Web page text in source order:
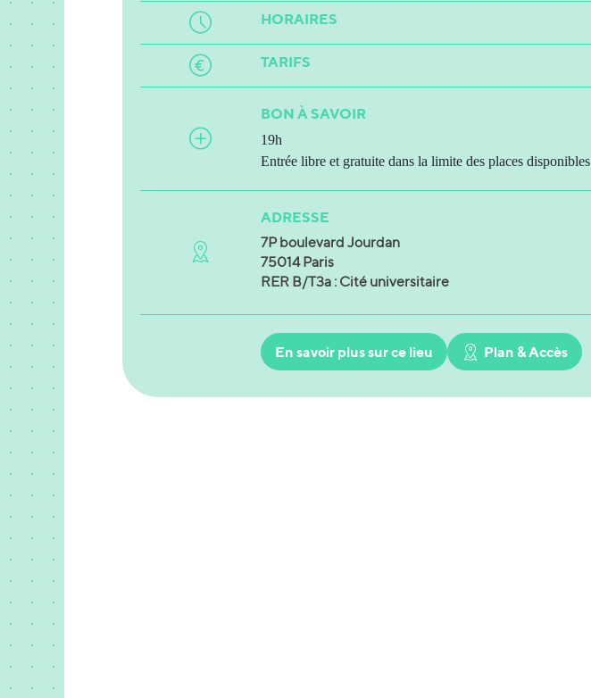
HORAIRES
TARIFS
BON À SAVOIR
19h
Entrée libre et gratuite dans la limite des places disponibles
ADRESSE
7P boulevard Jourdan
75014 Paris
RER B/T3a : Cité universitaire
En savoir plus sur ce lieu Plan & Accès